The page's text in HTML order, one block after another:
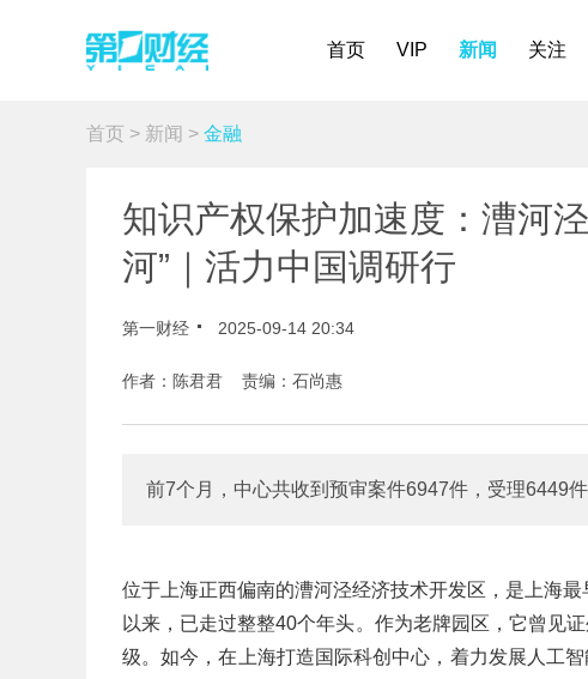
首页 VIP 新闻 关注
首页 > 新闻 > 金融
知识产权保护加速度：漕河
河”｜活力中国调研行
第一财经 2025-09-14 20:34
作者：陈君君 责编：石尚惠
前7个月，中心共收到预审案件6947件，受理6449
位于上海正西偏南的漕河泾经济技术开发区，是上海
以来，已走过整整40个年头。作为老牌园区，它曾见
级。如今，在上海打造国际科创中心，着力发展人工